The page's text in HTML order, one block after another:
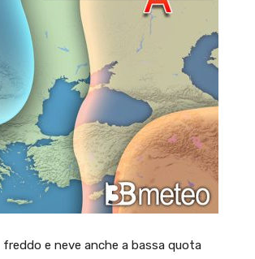
e neve anche a bassa quota